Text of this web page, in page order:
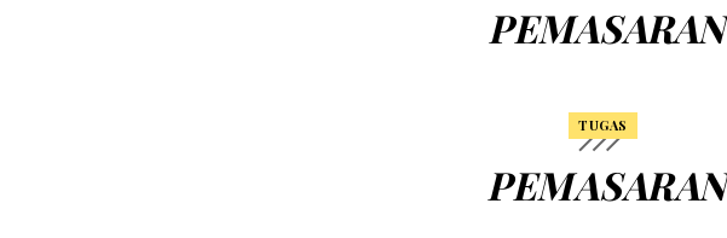
PEMASARAN
TUGAS
PEMASARAN